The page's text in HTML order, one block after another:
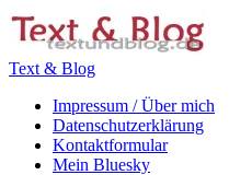
Zum
Inhalt
Text & Blog
Impressum / Über mich
Datenschutzerklärung
Kontaktformular
Mein Bluesky